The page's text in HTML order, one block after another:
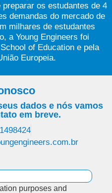
os estudantes de 4
demandas do mercado de
milhares de estudantes
a Young Engineers foi
of Education e pela
Europeia.
dados e nós vamos
em breve.
purposes and